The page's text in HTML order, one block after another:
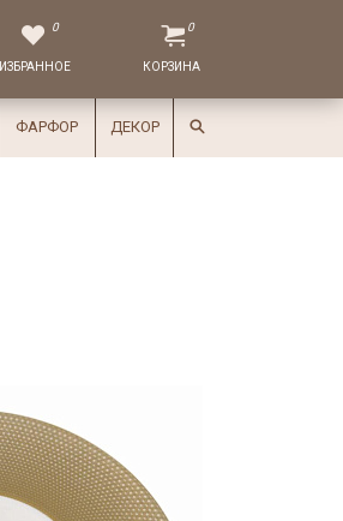
0
ИЗБРАННОЕ
0
КОРЗИНА
ФАРФОР ДЕКОР